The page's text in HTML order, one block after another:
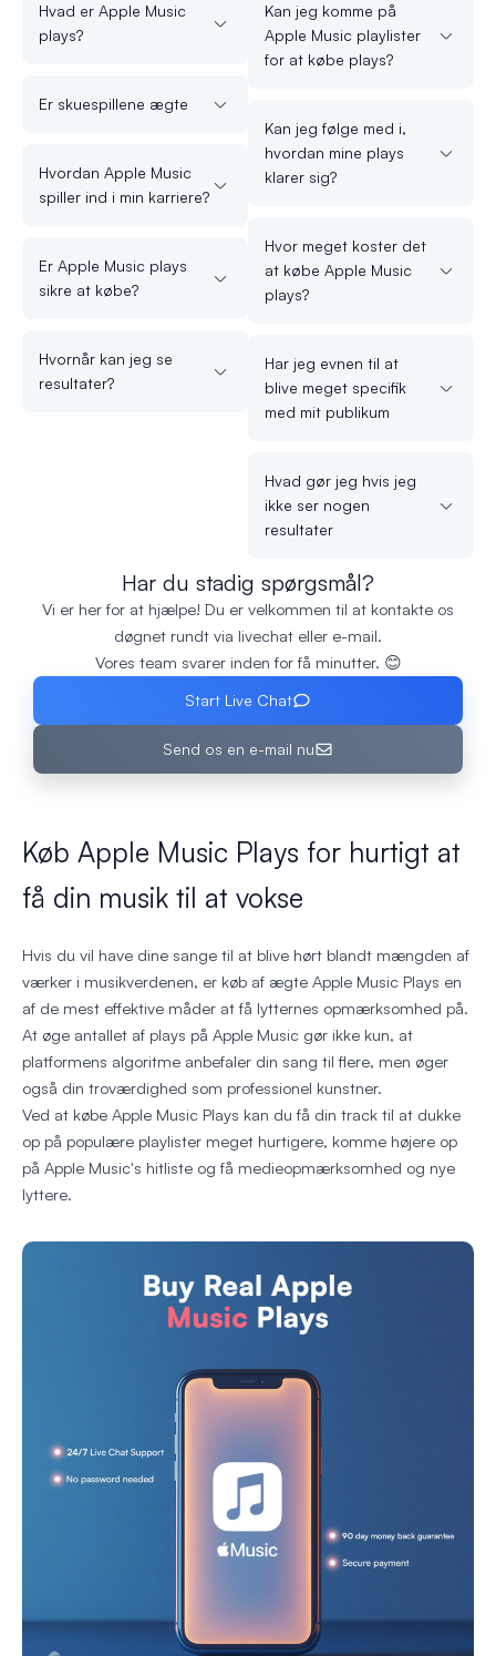
Hvad er Apple Music
plays?
Er skuespillene ægte
Hvordan Apple Music
spiller ind i min karriere?
Er Apple Music plays
sikre at købe?
Hvornår kan jeg se
resultater?
Kan jeg komme på
Apple Music playlister
for at købe plays?
Kan jeg følge med i,
hvordan mine plays
klarer sig?
Hvor meget koster det
at købe Apple Music
plays?
Har jeg evnen til at
blive meget specifik
med mit publikum
Hvad gør jeg hvis jeg
ikke ser nogen
resultater
Har du stadig spørgsmål?
Vi er her for at hjælpe! Du er velkommen til at kontakte os
døgnet rundt via livechat eller e-mail.
Vores team svarer inden for få minutter. 😊
Start Live Chat
Send os en e-mail nu
Køb Apple Music Plays for hurtigt at
få din musik til at vokse
Hvis du vil have dine sange til at blive hørt blandt mængden af
værker i musikverdenen, er køb af ægte Apple Music Plays en
af de mest effektive måder at få lytternes opmærksomhed på.
At øge antallet af plays på Apple Music gør ikke kun, at
platformens algoritme anbefaler din sang til flere, men øger
også din troværdighed som professionel kunstner.
Ved at købe Apple Music Plays kan du få din track til at dukke
op på populære playlister meget hurtigere, komme højere op
på Apple Music's hitliste og få medieopmærksomhed og nye
lyttere.